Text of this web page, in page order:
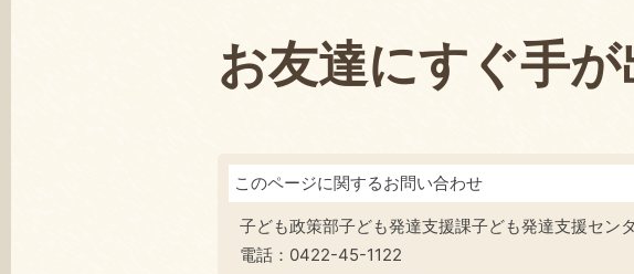
お友達にすぐ手が
このページに関するお問い合わせ
子ども政策部子ども発達支援課子ども発達支援セン
電話： 0422-45-1122